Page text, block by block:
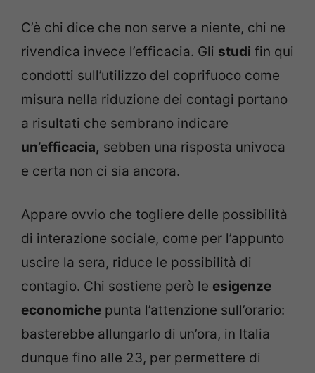
C’è chi dice che non serve a niente, chi ne
rivendica invece l’efficacia. Gli studi fin qui
condotti sull’utilizzo del coprifuoco come
misura nella riduzione dei contagi portano
a risultati che sembrano indicare
un’efficacia, sebben una risposta univoca
e certa non ci sia ancora.
Appare ovvio che togliere delle possibilità
di interazione sociale, come per l’appunto
uscire la sera, riduce le possibilità di
contagio. Chi sostiene però le esigenze
economiche punta l’attenzione sull’orario:
basterebbe allungarlo di un’ora, in Italia
dunque fino alle 23, per permettere di